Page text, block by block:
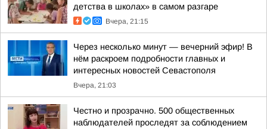
детства в школах» в самом разгаре
Вчера, 21:15
Через несколько минут — вечерний эфир! В
нём раскроем подробности главных и
интересных новостей Севастополя
Вчера, 21:03
Честно и прозрачно. 500 общественных
наблюдателей проследят за соблюдением